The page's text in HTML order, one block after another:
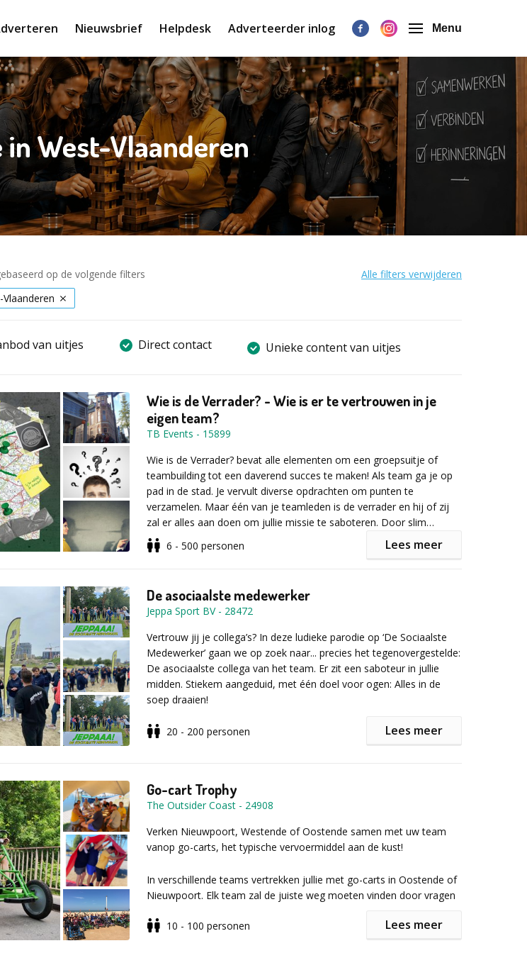
Nieuwsbrief Helpdesk Adverteerder inlog Menu
West-Vlaanderen
op de volgende filters
Alle filters verwijderen
van uitjes Direct contact Unieke content van uitjes
Wie is de Verrader? - Wie is er te vertrouwen in je
eigen team?
TB Events - 15899
Wie is de Verrader? bevat alle elementen om een groepsuitje of
teambuilding tot een daverend succes te maken! Als team ga je op
pad in de stad. Je vervult diverse opdrachten om punten te
verzamelen. Maar één van je teamleden is de verrader en hij of zij
zal er alles aan doen om jullie missie te saboteren. Door slim
samenspel en een gezonde teamspirit ben je in staat om de
verrader te ontmaskeren. Maar wie kun je vertrouwen?
midden. De opdrachten zijn spectaculair, angstaanjagend of
ontroerend, maar altijd intrigerend. Nodig zijn: inventiviteit,
stressbestendigheid, intelligentie, inzicht, lef en bovenal
mensenkennis.
Honger naar meer?
Een lunch of diner als afsluiter is een kroon op je speurwerk. Dit zit
niet bij de prijs inbegrepen, maar er zijn diverse mogelijkheden.
Neem contact op voor de mogelijkheden.
het tabblad andere activiteiten van dit bedrijf voor
directeur is ontvoerd, Escape room op locatie, Escape in the
city, Virtual reality, en nog veel meer….
6 - 500 personen Lees meer
De asociaalste medewerker
Jeppa Sport BV- 28472
Vertrouw jij je collega’s? In deze ludieke parodie op ‘De Sociaalste
Medewerker’ gaan we op zoek naar... precies het tegenovergestelde:
De asociaalste collega van het team. Er zit een saboteur in jullie
midden. Stiekem aangeduid, met één doel voor ogen: Alles in de
soep draaien!
aanvraagformulier in!
20 - 200 personen Lees meer
Go-cart Trophy
The Outsider Coast - 24908
Verken Nieuwpoort, Westende of Oostende samen met uw team
vanop go-carts, het typische vervoermiddel aan de kust!
In verschillende teams vertrekken jullie met go-carts in Oostende of
Nieuwpoort. Elk team zal de juiste weg moeten vinden door vragen
10 - 100 personen Lees meer